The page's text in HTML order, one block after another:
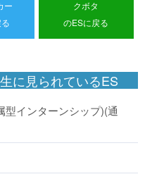
ー
クボタ
のESに戻る
に見られているES
型インターンシップ)(通